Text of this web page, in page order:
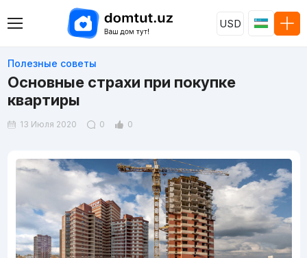
USD
Полезные советы
Основные страхи при покупке
квартиры
13 Июля 2020 0 0